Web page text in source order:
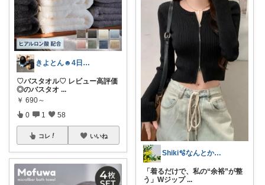
きよとん☻4日感謝プロフに♡
♡バスタオル♡ レビュー高評価
◎のバスタオ ...
￥ 690～
0 1 58
コレ いいね
Shiki🫧なんとかなるよ🫧
「着るだけで、私の“余裕”が整
う」Wジップ ...